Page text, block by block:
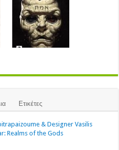
Ετικέτες
& Designer Vasilis
Realms of the Gods